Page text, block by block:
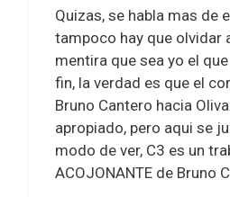
Quizas, se habla mas de
tampoco hay que olvidar
mentira que sea yo el
fin, la verdad es que el
Bruno Cantero hacia
apropiado, pero aqui se
modo de ver, C3 es un
ACOJONANTE de Bruno